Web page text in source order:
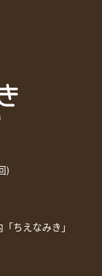
)
ちえなみき」